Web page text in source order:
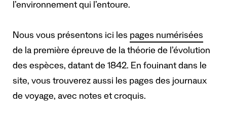
l’environnement qui l’entoure.
Nous vous présentons ici les pages numérisées
de la première épreuve de la théorie de l’évolution
des espèces, datant de 1842. En fouinant dans le
site, vous trouverez aussi les pages des journaux
de voyage, avec notes et croquis.